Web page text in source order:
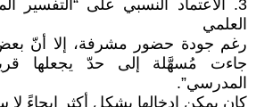
3. الاعتماد النسبي على “التفسير
العلمي
رغم جودة حضور مشرفة، إلا أنّ
جاءت مُسهَّلة إلى حدّ يجعلها
المدرسي”.
كان يمكن إدخالها بشكل أكثر إيحاءً لا